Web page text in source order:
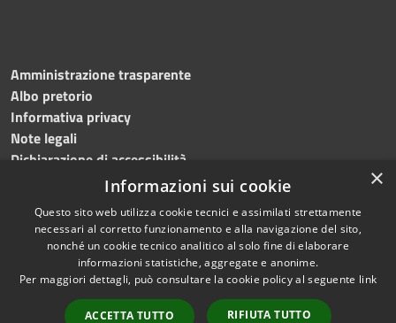
Amministrazione trasparente
Albo pretorio
Informativa privacy
Note legali
Dichiarazione di accessibilità
Accessibilità
Privacy
Copyright © 2024, Comune
di Roccarainola
Powered byMunicipium
|Accesso redazione
×
Informazioni sui cookie
Questo sito web utilizza cookie tecnici e assimilati strettamente
necessari al corretto funzionamento e alla navigazione del sito,
nonché un cookie tecnico analitico al solo fine di elaborare
informazioni statistiche, aggregate e anonime.
Per maggiori dettagli, può consultare la cookie policy al seguente link
ACCETTA TUTTO RIFIUTA TUTTO